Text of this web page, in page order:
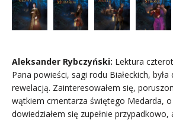
Aleksander Rybczyński: Lektura
Pana powieści, sagi rodu Białeckich,
rewelacją. Zainteresowałem się,
wątkiem cmentarza świętego Medarda,
dowiedziałem się zupełnie przypadkowo,